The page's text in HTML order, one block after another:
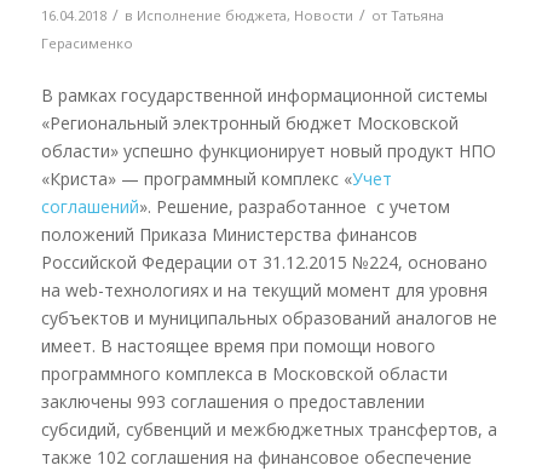
16.04.2018 / в Исполнение бюджета, Новости / от Татьяна
Герасименко
В рамках государственной информационной системы
«Региональный электронный бюджет Московской
области» успешно функционирует новый продукт НПО
«Криста» — программный комплекс «Учет
соглашений». Решение, разработанное с учетом
положений Приказа Министерства финансов
Российской Федерации от 31.12.2015 №224, основано
на web-технологиях и на текущий момент для уровня
субъектов и муниципальных образований аналогов не
имеет. В настоящее время при помощи нового
программного комплекса в Московской области
заключены 993 соглашения о предоставлении
субсидий, субвенций и межбюджетных трансфертов, а
также 102 соглашения на финансовое обеспечение